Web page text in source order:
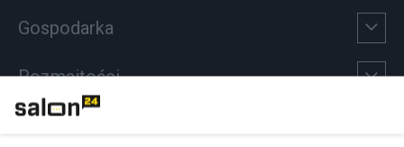
Gospodarka
Rozmaitości